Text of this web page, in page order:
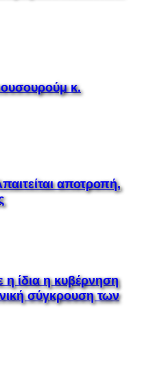
κ.
αποτροπή,
ίδια η κυβέρνηση
σύγκρουση των